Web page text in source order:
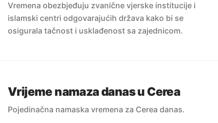
Vremena obezbjeđuju zvanične vjerske institucije i
islamski centri odgovarajućih država kako bi se
osigurala tačnost i usklađenost sa zajednicom.
Vrijeme namaza danas u Cerea
Pojedinačna namaska vremena za Cerea danas.